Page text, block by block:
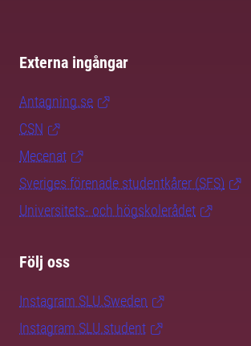
Externa ingångar
Antagning.se
CSN
Mecenat
Sveriges förenade studentkårer (SFS)
Universitets- och högskolerådet
Följ oss
Instagram SLU.Sweden
Instagram SLU.student